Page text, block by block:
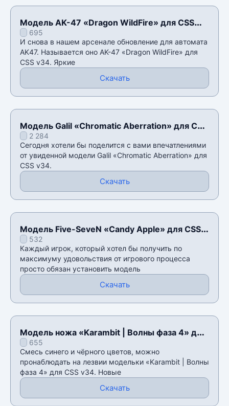
Модель AK-47 «Dragon WildFire» для CSS
v34695
И снова в нашем арсенале обновление для автомата
AK47. Называется оно AK-47 «Dragon WildFire» для
CSS v34. Яркие
Скачать
Модель Galil «Chromatic Aberration» для CSS
v342 284
Сегодня хотели бы поделится с вами впечатлениями
от увиденной модели Galil «Chromatic Aberration» для
CSS v34.
Скачать
Модель Five-SeveN «Candy Apple» для CSS
v34532
Каждый игрок, который хотел бы получить по
максимуму удовольствия от игрового процесса
просто обязан установить модель
Скачать
Модель ножа «Karambit | Волны фаза 4» для
CSS v34
655
Смесь синего и чёрного цветов, можно
пронаблюдать на лезвии модельки «Karambit | Волны
фаза 4» для CSS v34. Новые
Скачать